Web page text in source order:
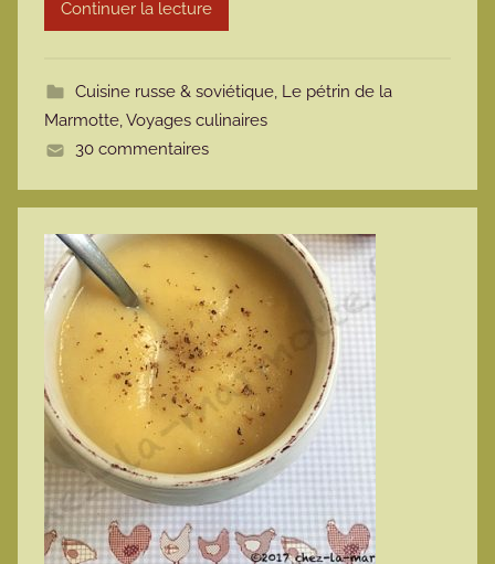
t
e
Continuer la lecture
Cuisine russe & soviétique, Le pétrin de la
Marmotte,Voyages culinaires
30 commentaires